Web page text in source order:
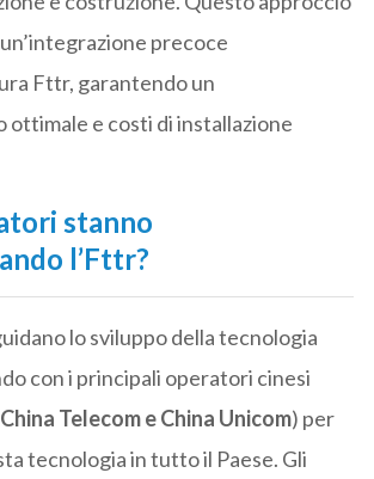
precoce
Fttr, garantendo un
ottimale e costi di installazione
stanno
l’Fttr?
lo sviluppo della tecnologia
con i principali operatori cinesi
Telecom e China Unicom) per
tecnologia in tutto il Paese. Gli